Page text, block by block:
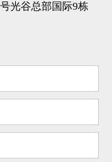
光谷总部国际9栋